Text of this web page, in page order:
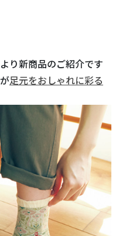
より新商品のご紹介です
足元をおしゃれに彩る